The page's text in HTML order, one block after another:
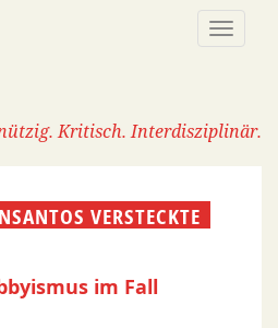
Kritisch. Interdisziplinär.
VERSTECKTE
im Fall